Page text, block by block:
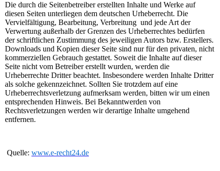
Die durch die Seitenbetreiber erstellten Inhalte und Werke auf
diesen Seiten unterliegen dem deutschen Urheberrecht. Die
Vervielfältigung, Bearbeitung, Verbreitung und jede Art der
Verwertung außerhalb der Grenzen des Urheberrechtes bedürfen
der schriftlichen Zustimmung des jeweiligen Autors bzw. Erstellers.
Downloads und Kopien dieser Seite sind nur für den privaten, nicht
kommerziellen Gebrauch gestattet. Soweit die Inhalte auf dieser
Seite nicht vom Betreiber erstellt wurden, werden die
Urheberrechte Dritter beachtet. Insbesondere werden Inhalte Dritter
als solche gekennzeichnet. Sollten Sie trotzdem auf eine
Urheberrechtsverletzung aufmerksam werden, bitten wir um einen
entsprechenden Hinweis. Bei Bekanntwerden von
Rechtsverletzungen werden wir derartige Inhalte umgehend
entfernen.
Quelle: www.e-recht24.de